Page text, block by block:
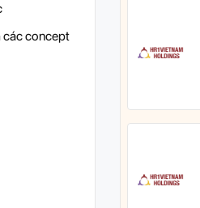
các concept